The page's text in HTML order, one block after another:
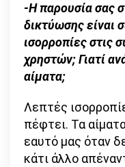
-Η παρουσία σας
δικτύωσης είναι
ισορροπίες στις
χρηστών; Γιατί
αίματα;
Λεπτές
πέφτει. Τα
εαυτό μας όταν
κάτι άλλο